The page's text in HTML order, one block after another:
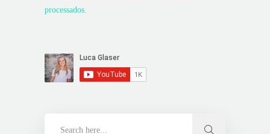
processados